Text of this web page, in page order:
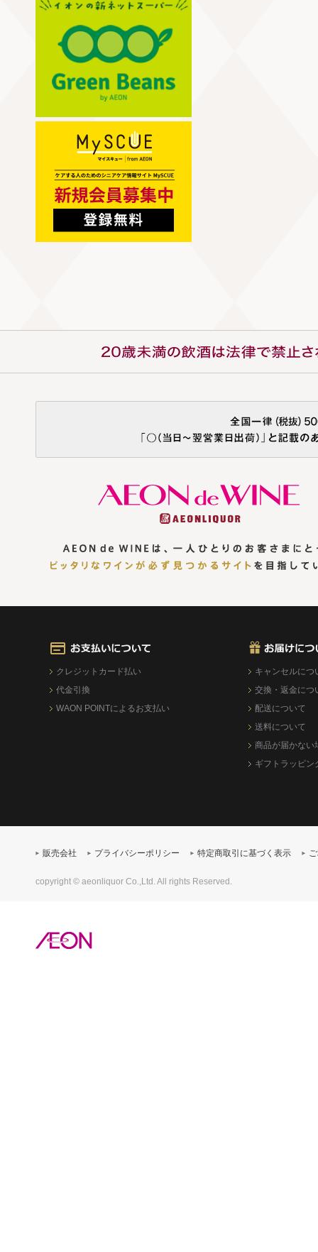
クレジットカード払い
代金引換
WAON POINTによるお支払い
キャンセルにつ
交換・返金につ
配送について
送料について
商品が届かない
ギフトラッピン
販売会社 プライバシーポリシー 特定商取引に基づく表示
copyright © aeonliquor Co.,Ltd. All rights Reserved.